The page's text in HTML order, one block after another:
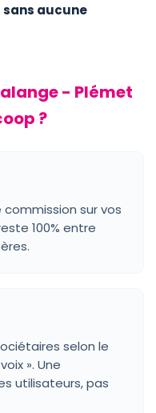
sans aucune
- Plémet
?
sur vos
100% entre
selon le
». Une
utilisateurs, pas